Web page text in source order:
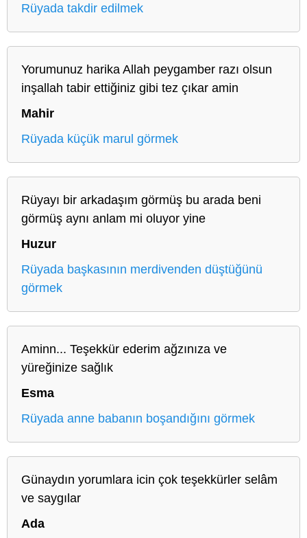
Rüyada takdir edilmek
Yorumunuz harika Allah peygamber razı olsun
inşallah tabir ettiğiniz gibi tez çıkar amin
Mahir
Rüyada küçük marul görmek
Rüyayı bir arkadaşım görmüş bu arada beni
görmüş aynı anlam mi oluyor yine
Huzur
Rüyada başkasının merdivenden düştüğünü
görmek
Aminn... Teşekkür ederim ağzınıza ve
yüreğinize sağlık
Esma
Rüyada anne babanın boşandığını görmek
Günaydın yorumlara icin çok teşekkürler selâm
ve saygılar
Ada